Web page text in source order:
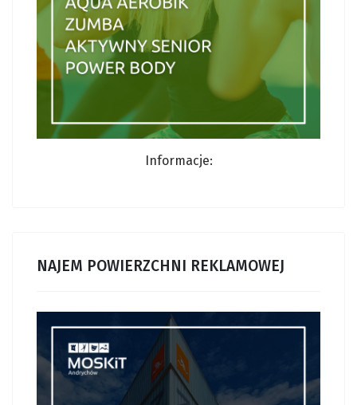
Informacje:
NAJEM POWIERZCHNI REKLAMOWEJ